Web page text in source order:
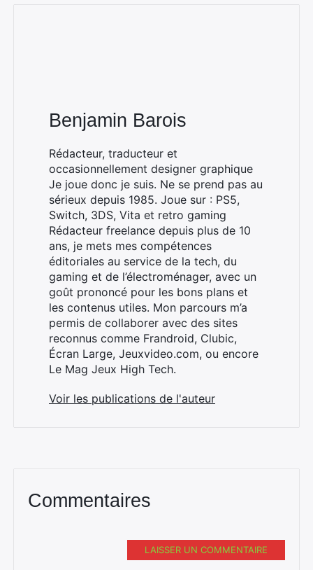
Benjamin Barois
Rédacteur, traducteur et
occasionnellement designer graphique
Je joue donc je suis. Ne se prend pas au
sérieux depuis 1985. Joue sur : PS5,
Switch, 3DS, Vita et retro gaming
Rédacteur freelance depuis plus de 10
ans, je mets mes compétences
éditoriales au service de la tech, du
gaming et de l’électroménager, avec un
goût prononcé pour les bons plans et
les contenus utiles. Mon parcours m’a
permis de collaborer avec des sites
reconnus comme Frandroid, Clubic,
Écran Large, Jeuxvideo.com, ou encore
Le Mag Jeux High Tech.
Voir les publications de l'auteur
Commentaires
LAISSER UN COMMENTAIRE